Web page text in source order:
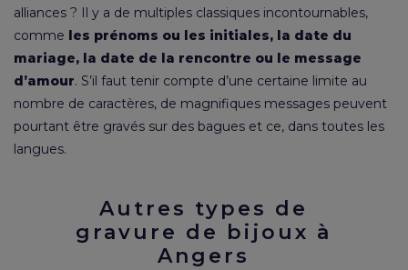
alliances ? Il y a de multiples classiques incontournables,
comme
les prénoms ou les initiales, la date du
mariage, la date de la rencontre ou le message
d’amour. S’il faut tenir compte d’une certaine limite au
nombre de caractères, de magnifiques messages peuvent
pourtant être gravés sur des bagues et ce, dans toutes les
langues.
Autres types de
gravure de bijoux à
Angers